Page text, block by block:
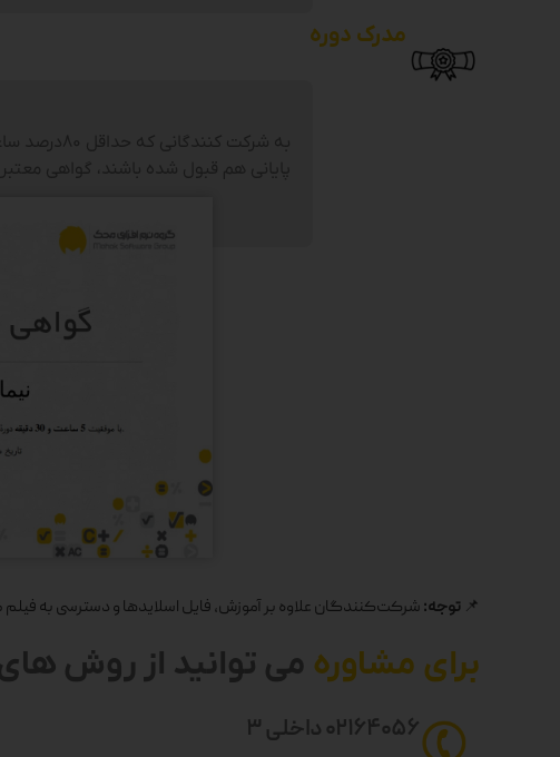
مدرک دوره
📌 توجه:شرکت‌کنندگان علاوه بر آموزش، فایل اسلایدها و دسترسی به فیلم
برای مشاوره می توانید از روش
۰۲۱۶۴۰۵۶ داخلی ۳